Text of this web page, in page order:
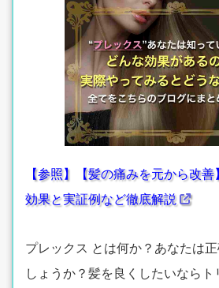
【参照】【髪の痛みを元から改
効果と実証例など徹底解説
プレックス とは何か？あなたは
しょうか？髪を良くしたいならト